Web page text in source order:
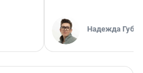
Надежда